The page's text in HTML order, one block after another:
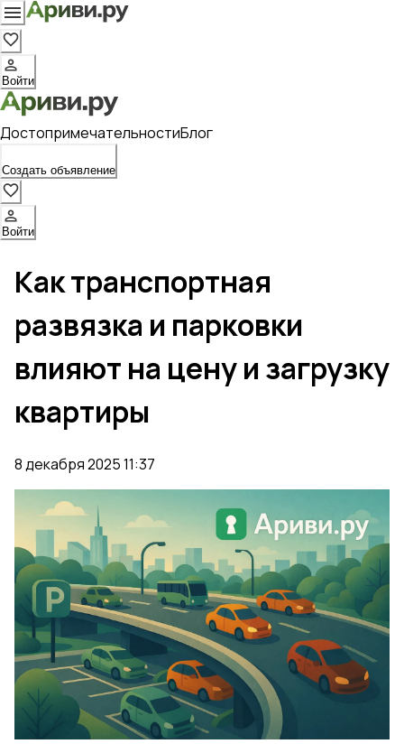
Войти
ДостопримечательностиБлог
Создать объявление
Войти
Как транспортная
развязка и парковки
влияют на цену и загрузку
квартиры
8 декабря 2025 11:37